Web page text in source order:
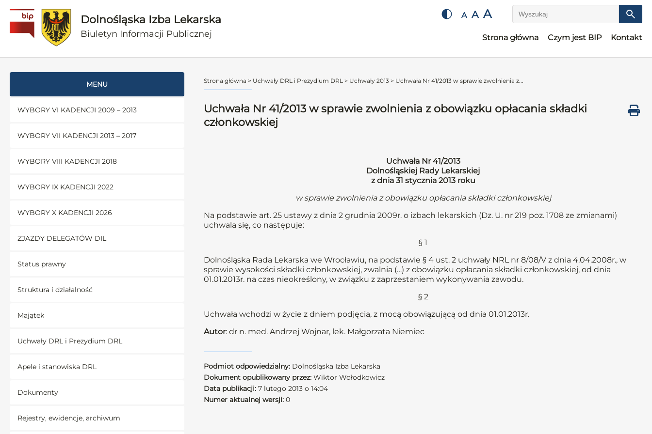
Dolnośląska Izba Lekarska
Biuletyn Informacji Publicznej
A A A Wyszukaj
Strona główna Czym jest BIP Kontakt
MENU
WYBORY VI KADENCJI 2009 – 2013
WYBORY VII KADENCJI 2013 – 2017
WYBORY VIII KADENCJI 2018
WYBORY IX KADENCJI 2022
WYBORY X KADENCJI 2026
ZJAZDY DELEGATÓW DIL
Status prawny
Struktura i działalność
Majątek
Uchwały DRL i Prezydium DRL
Apele i stanowiska DRL
Dokumenty
Rejestry, ewidencje, archiwum
Strona główna > Uchwały DRL i Prezydium DRL > Uchwały 2013 > Uchwała Nr 41/2013 w sprawie zwolnienia z...
Uchwała Nr 41/2013 w sprawie zwolnienia z obowiązku opłacania składki
członkowskiej
Uchwała Nr 41/2013
Dolnośląskiej Rady Lekarskiej
z dnia 31 stycznia 2013 roku
w sprawie zwolnienia z obowiązku opłacania składki członkowskiej
Na podstawie art. 25 ustawy z dnia 2 grudnia 2009r. o izbach lekarskich (Dz. U. nr 219 poz. 1708 ze zmianami)
uchwala się, co następuje:
§ 1
Dolnośląska Rada Lekarska we Wrocławiu, na podstawie § 4 ust. 2 uchwały NRL nr 8/08/V z dnia 4.04.2008r., w
sprawie wysokości składki członkowskiej, zwalnia (…) z obowiązku opłacania składki członkowskiej, od dnia
01.01.2013r. na czas nieokreślony, w związku z zaprzestaniem wykonywania zawodu.
§ 2
Uchwała wchodzi w życie z dniem podjęcia, z mocą obowiązującą od dnia 01.01.2013r.
Autor: dr n. med. Andrzej Wojnar, lek. Małgorzata Niemiec
Podmiot odpowiedzialny: Dolnośląska Izba Lekarska
Dokument opublikowany przez: Wiktor Wołodkowicz
Data publikacji: 7 lutego 2013 o 14:04
Numer aktualnej wersji: 0